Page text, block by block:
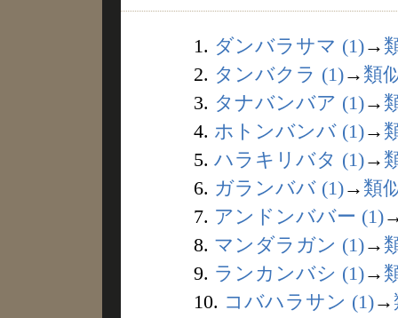
1. ダンバラサマ (1)→
2. タンバクラ (1)→ 類
3. タナバンバア (1)→
4. ホトンバンバ (1)→
5. ハラキリバタ (1)→
6. ガランババ (1)→ 類
7. アンドンババー (1)
8. マンダラガン (1)→
9. ランカンバシ (1)→
10. コバハラサン (1)→